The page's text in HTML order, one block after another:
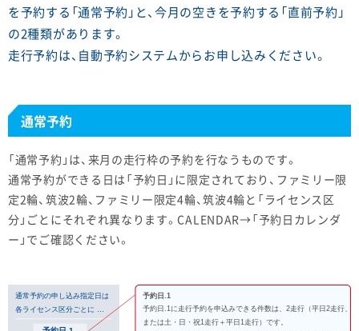
を予約する「通常予約」と、今月の空きを予約する「直前予約」
の2種類があります。
走行予約は、自動予約システムからお申し込みください。
通常予約
「通常予約」は、来月の走行枠の予約を行なうものです。
通常予約ができる日は「予約日」に限定されており、ファミリー限
定2輪、筑波2輪、ファミリー限定4輪、筑波4輪と「ライセンス区
分」ごとにそれぞれ異なります。CALENDAR→「予約日カレンダ
ー」でご確認ください。